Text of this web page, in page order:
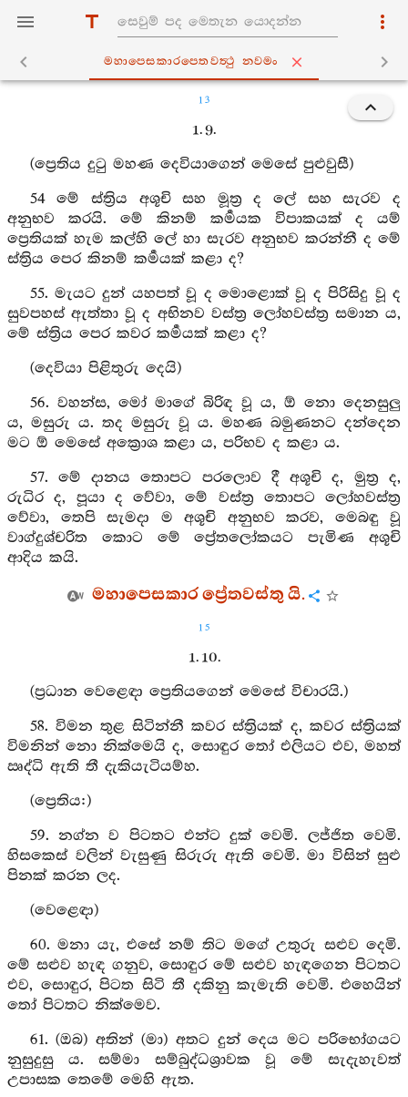
මහාපෙසකාරපෙතවත්‍ථු නවමං
13
1. 9.
(ප්‍රෙතිය දුටු මහණ දෙවියාගෙන් මෙසේ පුළුවුසී)
54 මේ ස්ත්‍රිය අශූචි සහ මූත්‍ර ද ලේ සහ සැරව ද
අනුභව කරයි. මේ කිනම් කර්‍මයක විපාකයක් ද යම්
ප්‍රෙතියක් හැම කල්හි ලේ හා සැරව අනුභව කරන්නී ද මේ
ස්ත්‍රිය පෙර කිනම් කර්‍මයක් කළා ද?
55. මැයට දුන් යහපත් වූ ද මොළොක් වූ ද පිරිසිදු වූ ද
සුවපහස් ඇත්තා වූ ද අභිනව වස්ත්‍ර ලෝහවස්ත්‍ර සමාන ය,
මේ ස්ත්‍රිය පෙර කවර කර්‍මයක් කළා ද?
(දෙවියා පිළිතුරු දෙයි)
56. වහන්ස, මෝ මාගේ බිරිඳ වූ ය, ඕ නො දෙනසුලු
ය, මසුරු ය. තද මසුරු වූ ය. මහණ බමුණනට දන්දෙන
මට ඕ මෙසේ අක්‍රොශ කළා ය, පරිභව ද කළා ය.
57. මේ දානය තොපට පරලොව දී අශූචි ද, මුත්‍ර ද,
රුධිර ද, පූයා ද වේවා, මේ වස්ත්‍ර තොපට ලෝහවස්ත්‍ර
වේවා, තෙපි සැමදා ම අශූචි අනුභව කරව, මෙබඳු වූ
වාග්දුශ්චරිත කොට මේ ප්‍රේතලෝකයට පැමිණ අශූචි
ආදිය කයි.
මහාපෙසකාර ප්‍රේතවස්තු යි.
15
1. 10.
(ප්‍රධාන වෙළෙඳා ප්‍රෙතියගෙන් මෙසේ විචාරයි.)
58. විමන තුළ සිටින්නී කවර ස්ත්‍රියක් ද, කවර ස්ත්‍රියක්
විමනින් නො නික්මෙයි ද, සොඳුර තෝ එලියට එව, මහත්
ඍද්ධි ඇති තී දැකියැටියම්හ.
(ප්‍රෙතිය:)
59. නග්න ව පිටතට එන්ට දුක් වෙමි. ලජ්ජිත වෙමි.
හිසකෙස් වලින් වැසුණු සිරුරු ඇති වෙමි. මා විසින් සුළු
පිනක් කරන ලද.
(වෙළෙඳා)
60. මනා යැ, එසේ නම් තිට මගේ උතුරු සළුව දෙමි.
මේ සළුව හැඳ ගනුව, සොඳුර මේ සළුව හැඳගෙන පිටතට
එව, සොඳුර, පිටත සිටි තී දකිනු කැමැති වෙමි. එහෙයින්
තෝ පිටතට නික්මෙව.
61. (ඔබ) අතින් (මා) අතට දුන් දෙය මට පරිභෝගයට
නුසුදුසු ය. සම්මා සම්බුද්ධශ්‍රාවක වූ මේ සැදැහැවත්
උපාසක තෙමේ මෙහි ඇත.